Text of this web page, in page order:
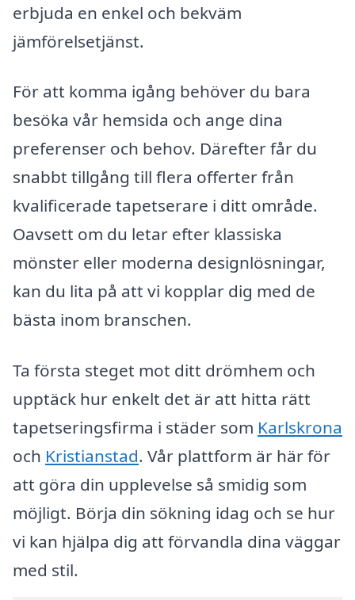
erbjuda en enkel och bekväm
jämförelsetjänst.
För att komma igång behöver du bara
besöka vår hemsida och ange dina
preferenser och behov. Därefter får du
snabbt tillgång till flera offerter från
kvalificerade tapetserare i ditt område.
Oavsett om du letar efter klassiska
mönster eller moderna designlösningar,
kan du lita på att vi kopplar dig med de
bästa inom branschen.
Ta första steget mot ditt drömhem och
upptäck hur enkelt det är att hitta rätt
tapetseringsfirma i städer som Karlskrona
och Kristianstad. Vår plattform är här för
att göra din upplevelse så smidig som
möjligt. Börja din sökning idag och se hur
vi kan hjälpa dig att förvandla dina väggar
med stil.